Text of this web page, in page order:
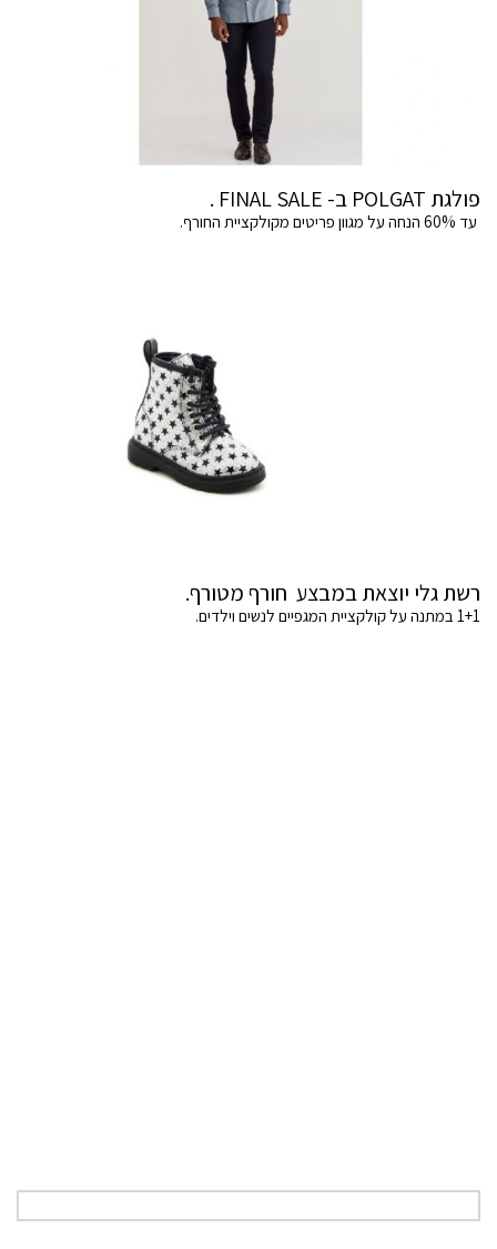
פולגת POLGAT ב- FINAL SALE .
עד 60% הנחה על מגוון פריטים מקולקציית החורף.
רשת גלי יוצאת במבצע חורף מטורף.
1+1 במתנה על קולקציית המגפיים לנשים וילדים.